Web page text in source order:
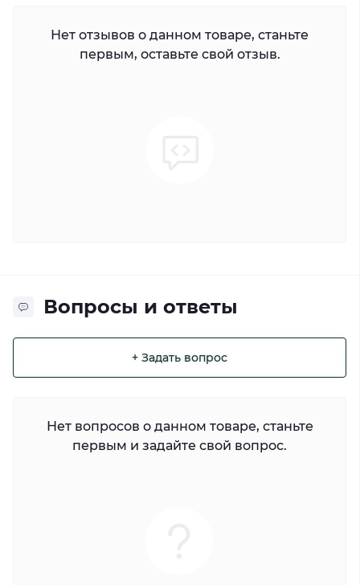
Нет отзывов о данном товаре, станьте
первым, оставьте свой отзыв.
Вопросы и ответы
+ Задать вопрос
Нет вопросов о данном товаре, станьте
первым и задайте свой вопрос.